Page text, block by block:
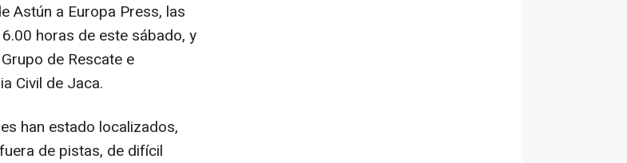
Astún a Europa Press, las
horas de este sábado, y
de Rescate e
Civil de Jaca.
han estado localizados,
de pistas, de difícil